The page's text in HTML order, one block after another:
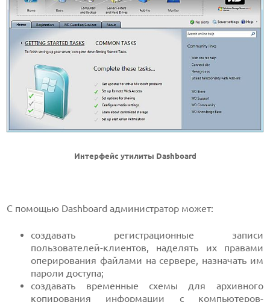
Интерфейс утилиты Dashboard
С помощью Dashboard администратор может:
создавать регистрационные записи
пользователей-клиентов, наделять их правами
оперирования файлами на сервере, назначать им
пароли доступа;
создавать временные схемы для архивного
копирования информации с компьютеров-